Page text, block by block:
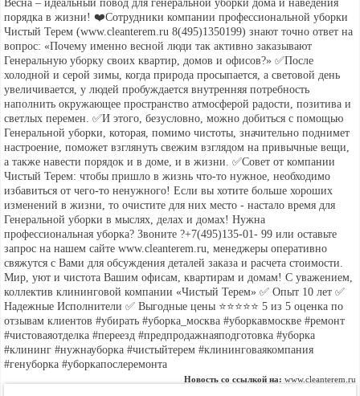
Весна – идеальный повод для генеральной уборки дома и наведения
порядка в жизни! ❤️Сотрудники компании профессиональной уборки
Чистый Терем (www.cleanterem.ru 8(495)1350199) знают точно ответ на
вопрос: «Почему именно весной люди так активно заказывают
Генеральную уборку своих квартир, домов и офисов?» ✅После
холодной и серой зимы, когда природа просыпается, а световой день
увеличивается, у людей пробуждается внутренняя потребность
наполнить окружающее пространство атмосферой радости, позитива и
светлых перемен. ✅И этого, безусловно, можно добиться с помощью
Генеральной уборки, которая, помимо чистоты, значительно поднимет
настроение, поможет взглянуть свежим взглядом на привычные вещи,
а также навести порядок и в доме, и в жизни. ✅Совет от компании
Чистый Терем: чтобы пришло в жизнь что-то нужное, необходимо
избавиться от чего-то ненужного! Если вы хотите больше хороших
изменений в жизни, то очистите для них место - настало время для
Генеральной уборки в мыслях, делах и домах! Нужна
профессиональная уборка? Звоните ?+7(495)135-01- 99 или оставьте
запрос на нашем сайте www.cleanterem.ru, менеджеры оперативно
свяжутся с Вами для обсуждения деталей заказа и расчета стоимости.
Мир, уют и чистота Вашим офисам, квартирам и домам! С уважением,
коллектив клининговой компании «Чистый Терем» ✅ Опыт 10 лет ✅
Надежные Исполнители ✅ Выгодные цены ⭐️⭐️⭐️⭐️⭐️ 5 из 5 оценка по
отзывам клиентов #убирать #уборка_москва #уборкавмоскве #ремонт
#чистоваяотделка #переезд #предпродажнаяподготовка #уборка
#клининг #нужнауборка #чистыйтерем #клининговаякомпания
#генуборка #уборкапослеремонта
Новость со ссылкой на: www.cleanterem.ru